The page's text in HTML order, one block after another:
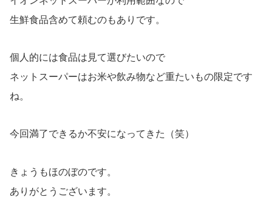
生鮮食品含めて頼むのもありです。
個人的には食品は見て選びたいので
ネットスーパーはお米や飲み物など重たいもの限定です
ね。
今回満了できるか不安になってきた（笑）
きょうもほのぼのです。
ありがとうございます。